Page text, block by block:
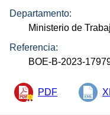
Departamento:
Ministerio de
Referencia:
BOE-B-2023-
PDF